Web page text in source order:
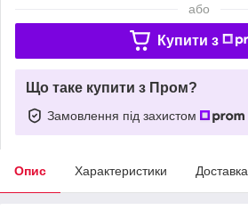
або
Купити з
Що таке купити з Пром?
Замовлення під захистом
Опис Характеристики Доставка